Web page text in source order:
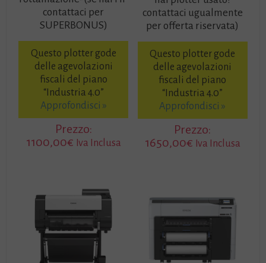
contattaci per
SUPERBONUS)
Questo plotter gode
delle agevolazioni
fiscali del piano
“Industria 4.0”
Approfondisci »
Prezzo:
1100,00€ Iva Inclusa
contattaci ugualmente
per offerta riservata)
Questo plotter gode
delle agevolazioni
fiscali del piano
“Industria 4.0”
Approfondisci »
Prezzo:
1650,00€ Iva Inclusa